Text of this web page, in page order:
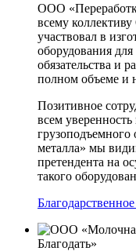
ООО
всему
участвовал в
оборудования
обязательства и
полном объеме и
Позитивное
всем
металла» мы
претендента на
такого
Благодать»